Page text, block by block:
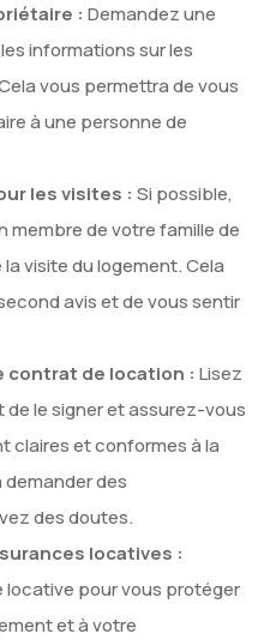
: Demandez une
informations sur les
vous permettra de vous
à une personne de
les visites : Si possible,
membre de votre famille de
visite du logement. Cela
avis et de vous sentir
contrat de location : Lisez
le signer et assurez-vous
claires et conformes à la
demander des
des doutes.
locatives :
pour vous protéger
et à votre